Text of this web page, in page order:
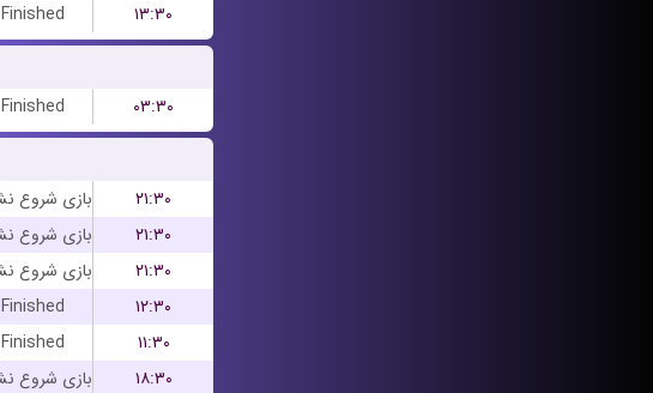
Finished
۱۳:۳۰
Finished
۰۳:۳۰
۲۱:۳۰
۲۱:۳۰
۲۱:۳۰
Finished
۱۲:۳۰
Finished
۱۱:۳۰
۱۸:۳۰